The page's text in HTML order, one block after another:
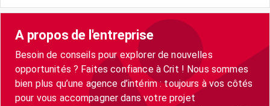
A propos de l'entreprise
Besoin de conseils pour explorer de nouvelles
opportunités ? Faites confiance à Crit ! Nous sommes
bien plus qu’une agence d’intérim : toujours à vos côtés
pour vous accompagner dans votre projet